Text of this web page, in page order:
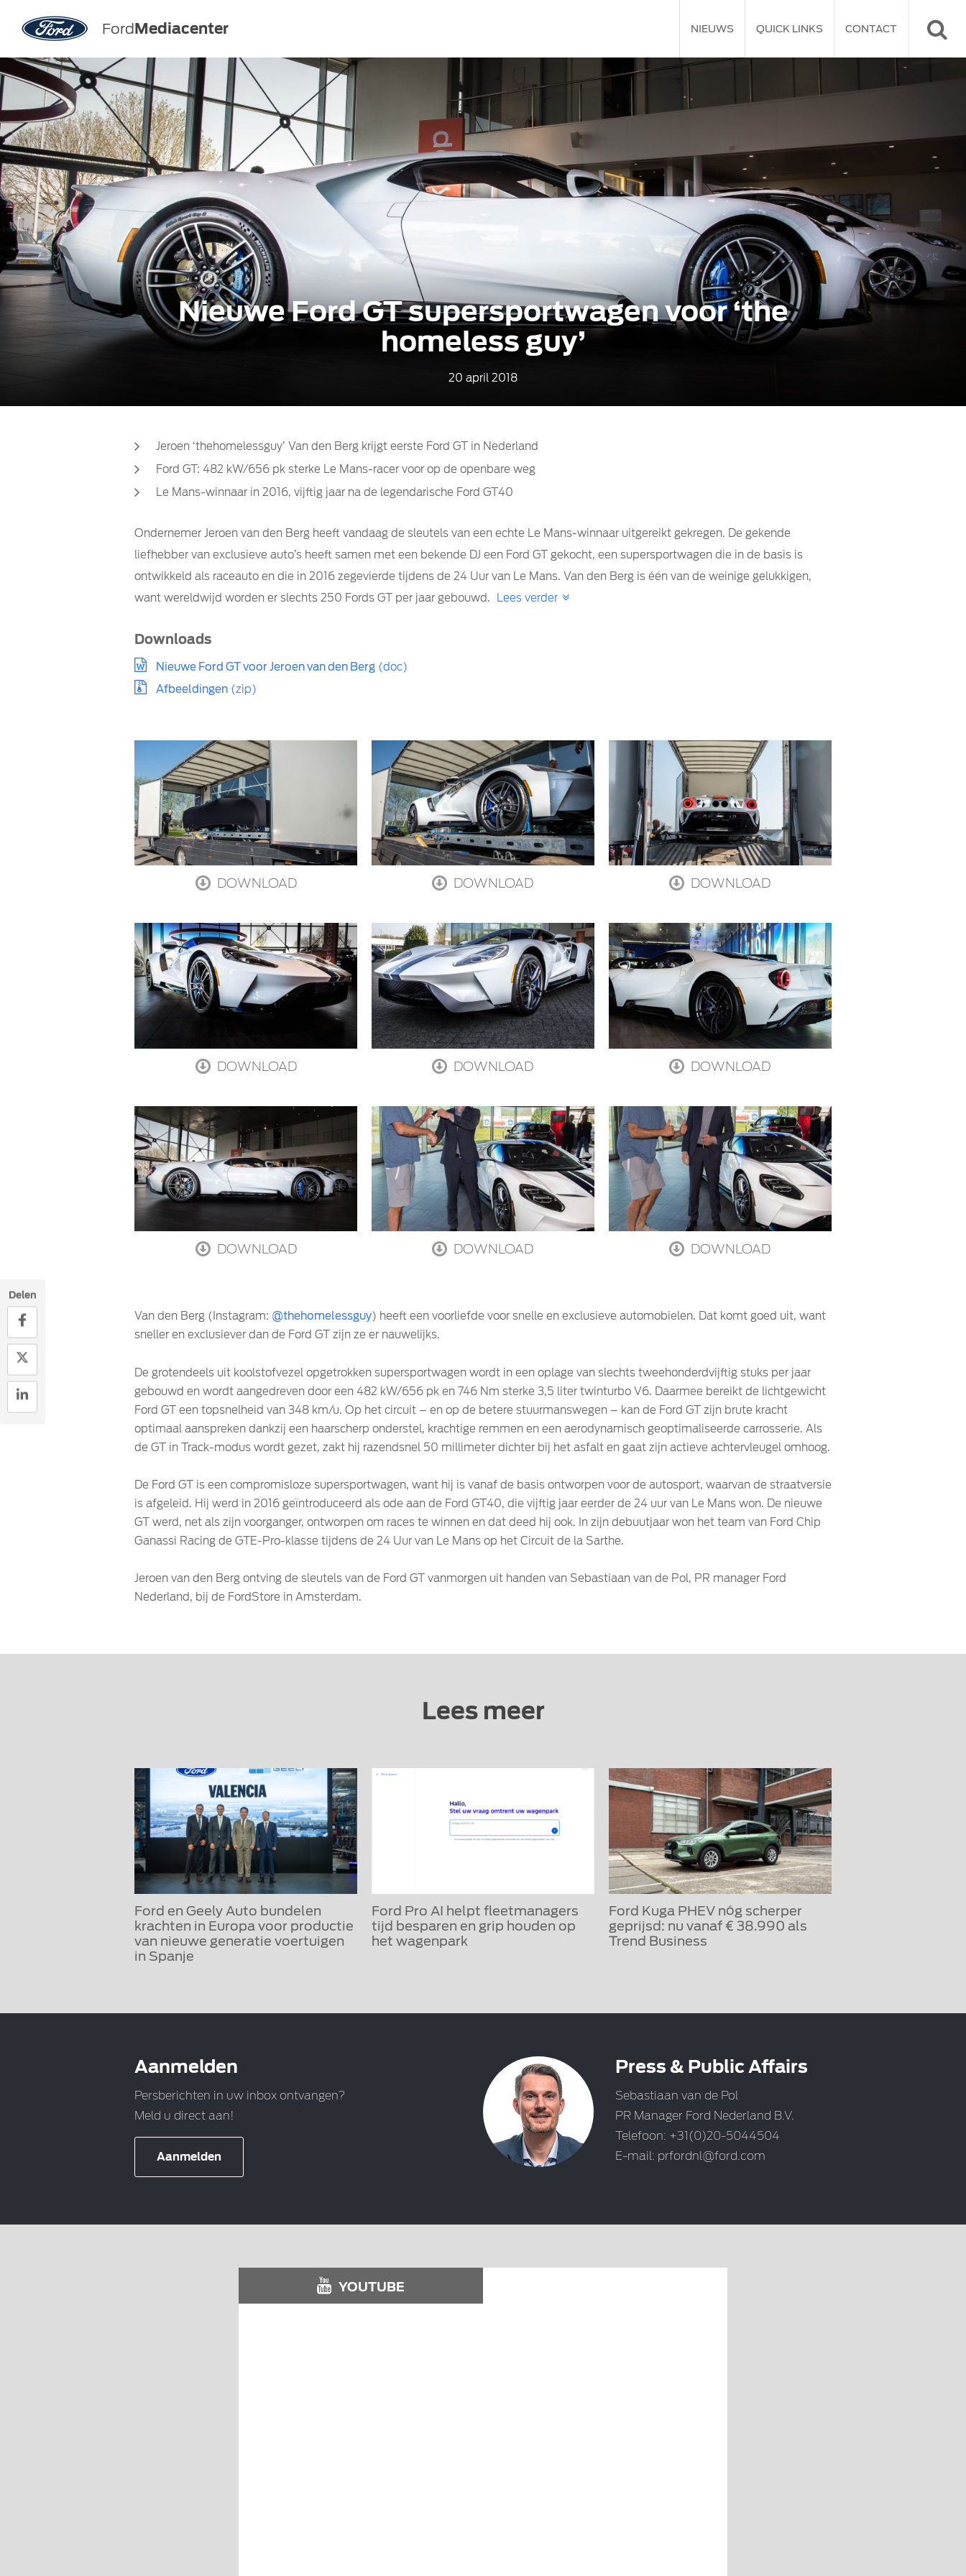
FordMediacenter NIEUWS QUICK LINKS CONTACT
Nieuwe Ford GT supersportwagen voor ‘the
homeless guy’
20 april 2018
Jeroen ‘thehomelessguy’ Van den Berg krijgt eerste Ford GT in Nederland
Ford GT: 482 kW/656 pk sterke Le Mans-racer voor op de openbare weg
Le Mans-winnaar in 2016, vijftig jaar na de legendarische Ford GT40
Ondernemer Jeroen van den Berg heeft vandaag de sleutels van een echte Le Mans-winnaar uitgereikt gekregen. De gekende
liefhebber van exclusieve auto’s heeft samen met een bekende DJ een Ford GT gekocht, een supersportwagen die in de basis is
ontwikkeld als raceauto en die in 2016 zegevierde tijdens de 24 Uur van Le Mans. Van den Berg is één van de weinige gelukkigen,
want wereldwijd worden er slechts 250 Fords GT per jaar gebouwd.
Lees verder
Downloads
Nieuwe Ford GT voor Jeroen van den Berg (doc)
Afbeeldingen (zip)
DOWNLOAD DOWNLOAD DOWNLOAD
DOWNLOAD DOWNLOAD DOWNLOAD
DOWNLOAD DOWNLOAD DOWNLOAD
Van den Berg (Instagram: @thehomelessguy) heeft een voorliefde voor snelle en exclusieve automobielen. Dat komt goed uit, want
sneller en exclusiever dan de Ford GT zijn ze er nauwelijks.
De grotendeels uit koolstofvezel opgetrokken supersportwagen wordt in een oplage van slechts tweehonderdvijftig stuks per jaar
gebouwd en wordt aangedreven door een 482 kW/656 pk en 746 Nm sterke 3,5 liter twinturbo V6. Daarmee bereikt de lichtgewicht
Ford GT een topsnelheid van 348 km/u. Op het circuit – en op de betere stuurmanswegen – kan de Ford GT zijn brute kracht
optimaal aanspreken dankzij een haarscherp onderstel, krachtige remmen en een aerodynamisch geoptimaliseerde carrosserie. Als
de GT in Track-modus wordt gezet, zakt hij razendsnel 50 millimeter dichter bij het asfalt en gaat zijn actieve achtervleugel omhoog.
De Ford GT is een compromisloze supersportwagen, want hij is vanaf de basis ontworpen voor de autosport, waarvan de straatversie
is afgeleid. Hij werd in 2016 geïntroduceerd als ode aan de Ford GT40, die vijftig jaar eerder de 24 uur van Le Mans won. De nieuwe
GT werd, net als zijn voorganger, ontworpen om races te winnen en dat deed hij ook. In zijn debuutjaar won het team van Ford Chip
Ganassi Racing de GTE-Pro-klasse tijdens de 24 Uur van Le Mans op het Circuit de la Sarthe.
Jeroen van den Berg ontving de sleutels van de Ford GT vanmorgen uit handen van Sebastiaan van de Pol, PR manager Ford
Nederland, bij de FordStore in Amsterdam.
Delen
Lees meer
Ford en Geely Auto bundelen
krachten in Europa voor productie
van nieuwe generatie voertuigen
in Spanje
Ford Pro AI helpt fleetmanagers
tijd besparen en grip houden op
het wagenpark
Ford Kuga PHEV nóg scherper
geprijsd: nu vanaf € 38.990 als
Trend Business
Aanmelden
Persberichten in uw inbox ontvangen?
Meld u direct aan!
Aanmelden
Press & Public Affairs
Sebastiaan van de Pol
PR Manager Ford Nederland B.V.
Telefoon: +31(0)20-5044504
E-mail: prfordnl@ford.com
YOUTUBE